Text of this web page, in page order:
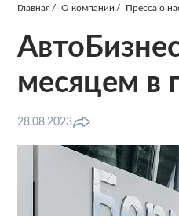
Главная О компании Пресса о
месяцем в
28.08.2023